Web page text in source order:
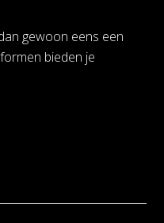
gewoon eens een
bieden je